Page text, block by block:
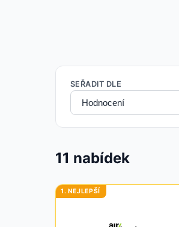
SEŘADIT DLE
11 nabídek